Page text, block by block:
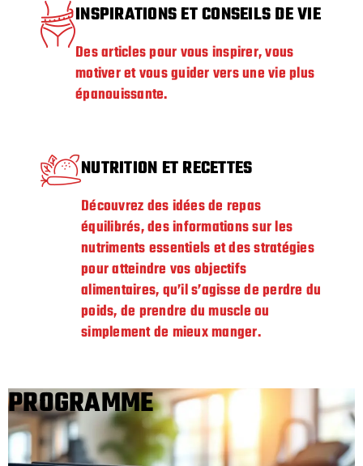
INSPIRATIONS ET CONSEILS DE VIE
Des articles pour vous inspirer, vous
motiver et vous guider vers une vie plus
épanouissante.
NUTRITION ET RECETTES
Découvrez des idées de repas
équilibrés, des informations sur les
nutriments essentiels et des stratégies
pour atteindre vos objectifs
alimentaires, qu’il s’agisse de perdre du
poids, de prendre du muscle ou
simplement de mieux manger.
PROGRAMME